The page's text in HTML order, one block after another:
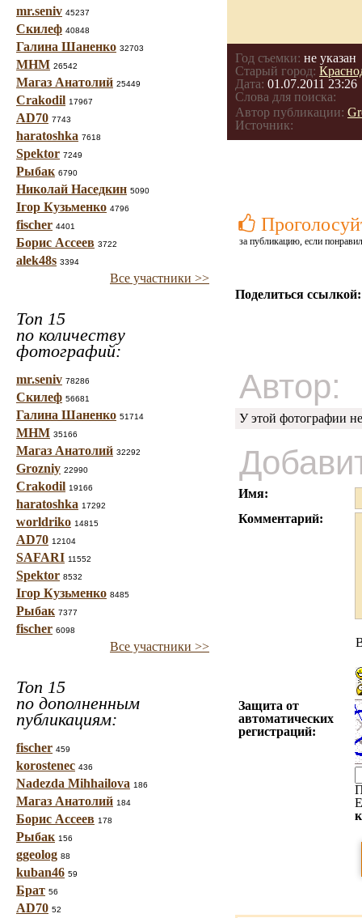
mr.seniv 45237
Скилеф 40848
Галина Шаненко 32703
МНМ 26542
Магаз Анатолий 25449
Crakodil 17967
AD70 7743
haratoshka 7618
Spektor 7249
Рыбак 6790
Николай Наседкин 5090
Ігор Кузьменко 4796
fischer 4401
Борис Ассеев 3722
alek48s 3394
Все участники >>
Топ 15
по количеству
фотографий:
mr.seniv 78286
Скилеф 56681
Галина Шаненко 51714
МНМ 35166
Магаз Анатолий 32292
Grozniy 22990
Crakodil 19166
haratoshka 17292
worldriko 14815
AD70 12104
SAFARI 11552
Spektor 8532
Ігор Кузьменко 8485
Рыбак 7377
fischer 6098
Все участники >>
Топ 15
по дополненным
публикациям:
fischer 459
korostenec 436
Nadezda Mihhailova 186
Магаз Анатолий 184
Борис Ассеев 178
Рыбак 156
ggeolog 88
kuban46 59
Брат 56
AD70 52
Год съемки: не указан
Старый город:
Дата: 01.07.2011 23:26
Слова для поиска:
Автор публикации:
Источник:
за публикацию, если
Поделиться ссылкой:
Автор:
У этой фотографии
Имя:
Комментарий:
Защита от
автоматических
регистраций: